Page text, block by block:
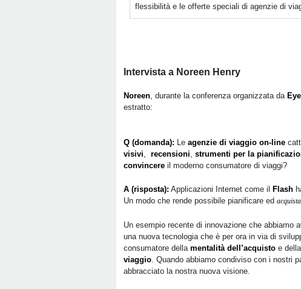
flessibilità e le offerte speciali di agenzie di
Intervista a Noreen Henry
Noreen, durante la conferenza organizzata da
estratto:
Q (domanda): Le agenzie di viaggio on-line
visivi, recensioni, strumenti per la
convincere il moderno consumatore di viaggi?
A (risposta): Applicazioni Internet come il Flash
Un modo che rende possibile pianificare ed
Un esempio recente di innovazione che abbiamo
una nuova tecnologia che è per ora in via di
consumatore della mentalità dell’acquisto e della
viaggio. Quando abbiamo condiviso con i nostri
abbracciato la nostra nuova visione.